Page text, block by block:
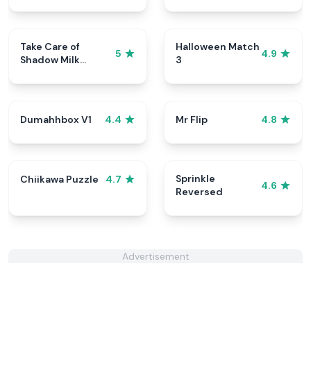
Take Care of
Shadow Milk
5
Halloween Match
3
4.9
Dumahhbox V1 4.4 Mr Flip 4.8
Chiikawa Puzzle 4.7
Sprinkle
Reversed
4.6
Advertisement